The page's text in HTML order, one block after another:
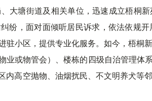
大塘街道及相关单位，迅速成立梧桐
纷，面对面倾听居民诉求，依法依规
驻小区，提供专业化服务。如今，梧桐
或物管会）、楼栋的四级自治管理体
高空抛物、油烟扰民、不文明养犬等